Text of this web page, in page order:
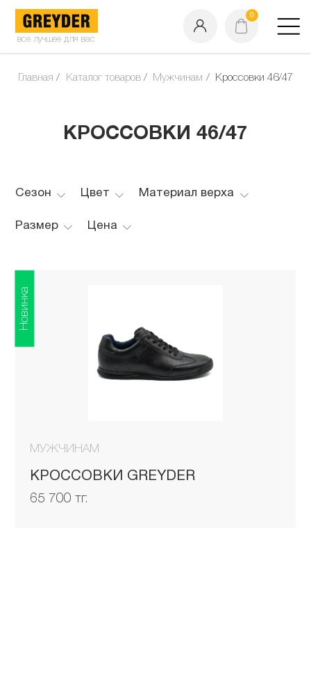
все лучшее для вас
0
Главная Каталог товаров Мужчинам Кроссовки 46/47
КРОССОВКИ 46/47
Сезон Цвет Материал верха
Размер Цена
МУЖЧИНАМ
КРОССОВКИ GREYDER
65 700 тг.
Новинка